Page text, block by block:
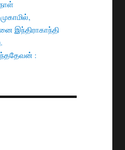
இந்திராகாந்தி
: